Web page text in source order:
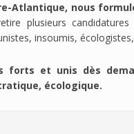
Atlantique, nous
plusieurs
insoumis,
forts et unis dès
écologique.